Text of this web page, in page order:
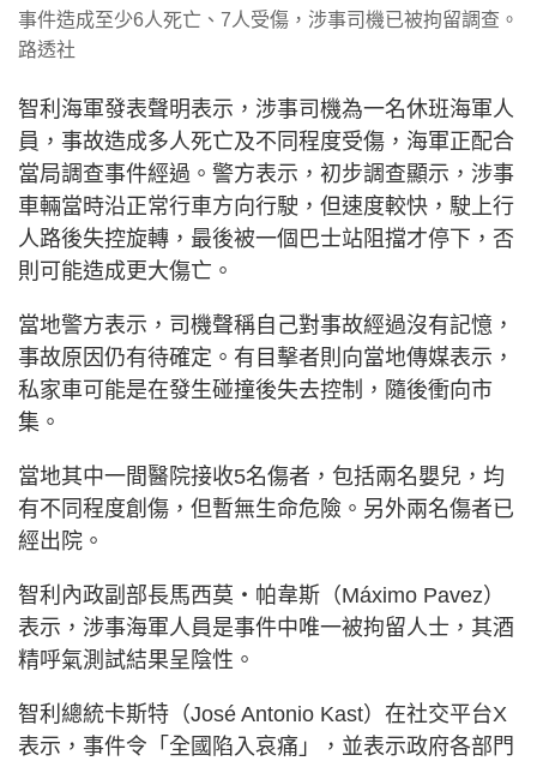
事件造成至少6人死亡、7人受傷，涉事司機已被拘留調查。
路透社
智利海軍發表聲明表示，涉事司機為一名休班海軍人
員，事故造成多人死亡及不同程度受傷，海軍正配合
當局調查事件經過。警方表示，初步調查顯示，涉事
車輛當時沿正常行車方向行駛，但速度較快，駛上行
人路後失控旋轉，最後被一個巴士站阻擋才停下，否
則可能造成更大傷亡。
當地警方表示，司機聲稱自己對事故經過沒有記憶，
事故原因仍有待確定。有目擊者則向當地傳媒表示，
私家車可能是在發生碰撞後失去控制，隨後衝向市
集。
當地其中一間醫院接收5名傷者，包括兩名嬰兒，均
有不同程度創傷，但暫無生命危險。另外兩名傷者已
經出院。
智利內政副部長馬西莫・帕韋斯（Máximo Pavez）
表示，涉事海軍人員是事件中唯一被拘留人士，其酒
精呼氣測試結果呈陰性。
智利總統卡斯特（José Antonio Kast）在社交平台X
表示，事件令「全國陷入哀痛」，並表示政府各部門